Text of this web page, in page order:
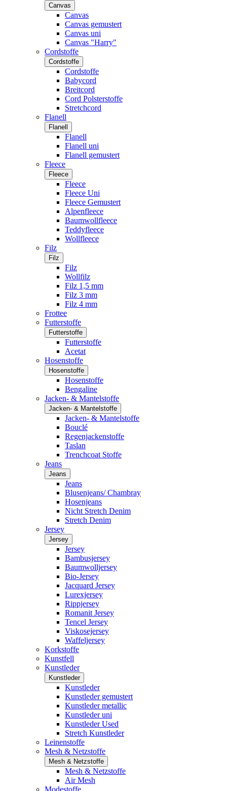
Canvas
Canvas
Canvas gemustert
Canvas uni
Canvas "Harry"
Cordstoffe
Cordstoffe
Cordstoffe
Babycord
Breitcord
Cord Polsterstoffe
Stretchcord
Flanell
Flanell
Flanell
Flanell uni
Flanell gemustert
Fleece
Fleece
Fleece
Fleece Uni
Fleece Gemustert
Alpenfleece
Baumwollfleece
Teddyfleece
Wollfleece
Filz
Filz
Filz
Wollfilz
Filz 1,5 mm
Filz 3 mm
Filz 4 mm
Frottee
Futterstoffe
Futterstoffe
Futterstoffe
Acetat
Hosenstoffe
Hosenstoffe
Hosenstoffe
Bengaline
Jacken- & Mantelstoffe
Jacken- & Mantelstoffe
Jacken- & Mantelstoffe
Bouclé
Regenjackenstoffe
Taslan
Trenchcoat Stoffe
Jeans
Jeans
Jeans
Blusenjeans/ Chambray
Hosenjeans
Nicht Stretch Denim
Stretch Denim
Jersey
Jersey
Jersey
Bambusjersey
Baumwolljersey
Bio-Jersey
Jacquard Jersey
Lurexjersey
Rippjersey
Romanit Jersey
Tencel Jersey
Viskosejersey
Waffeljersey
Korkstoffe
Kunstfell
Kunstleder
Kunstleder
Kunstleder
Kunstleder gemustert
Kunstleder metallic
Kunstleder uni
Kunstleder Used
Stretch Kunstleder
Leinenstoffe
Mesh & Netzstoffe
Mesh & Netzstoffe
Mesh & Netzstoffe
Air Mesh
Modestoffe